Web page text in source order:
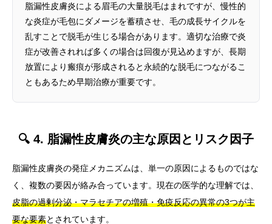
脂漏性皮膚炎による眉毛の大量脱毛はまれですが、慢性的
な炎症が毛包にダメージを蓄積させ、毛の成長サイクルを
乱すことで脱毛が生じる場合があります。適切な治療で炎
症が改善されれば多くの場合は回復が見込めますが、長期
放置により瘢痕が形成されると永続的な脱毛につながるこ
ともあるため早期治療が重要です。
🔍 4. 脂漏性皮膚炎の主な原因とリスク因子
脂漏性皮膚炎の発症メカニズムは、単一の原因によるものではな
く、複数の要因が絡み合っています。現在の医学的な理解では、
皮脂の過剰分泌・マラセチアの増殖・免疫反応の異常の3つが主
要な要素とされています。